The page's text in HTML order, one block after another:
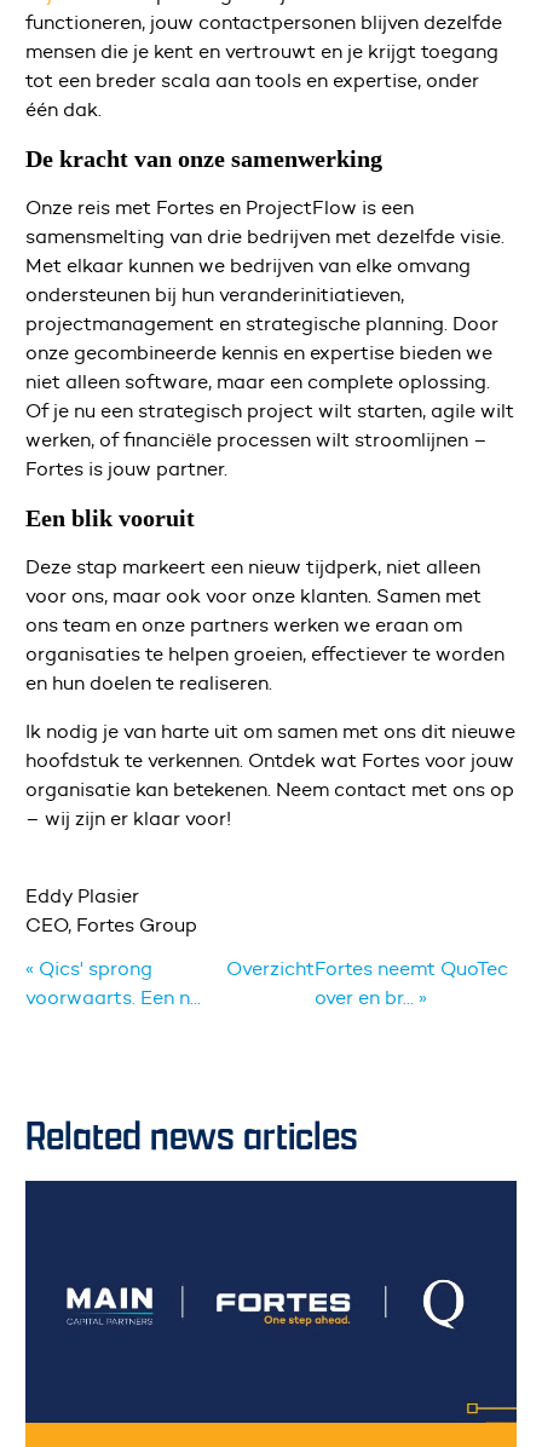
functioneren, jouw contactpersonen blijven dezelfde
mensen die je kent en vertrouwt en je krijgt toegang
tot een breder scala aan tools en expertise, onder
één dak.
De kracht van onze samenwerking
Onze reis met Fortes en ProjectFlow is een
samensmelting van drie bedrijven met dezelfde visie.
Met elkaar kunnen we bedrijven van elke omvang
ondersteunen bij hun veranderinitiatieven,
projectmanagement en strategische planning. Door
onze gecombineerde kennis en expertise bieden we
niet alleen software, maar een complete oplossing.
Of je nu een strategisch project wilt starten, agile wilt
werken, of financiële processen wilt stroomlijnen –
Fortes is jouw partner.
Een blik vooruit
Deze stap markeert een nieuw tijdperk, niet alleen
voor ons, maar ook voor onze klanten. Samen met
ons team en onze partners werken we eraan om
organisaties te helpen groeien, effectiever te worden
en hun doelen te realiseren.
Ik nodig je van harte uit om samen met ons dit nieuwe
hoofdstuk te verkennen. Ontdek wat Fortes voor jouw
organisatie kan betekenen. Neem contact met ons op
– wij zijn er klaar voor!
Eddy Plasier
CEO, Fortes Group
« Qics' sprong
voorwaarts. Een n...
OverzichtFortes neemt QuoTec
over en br... »
Related news articles